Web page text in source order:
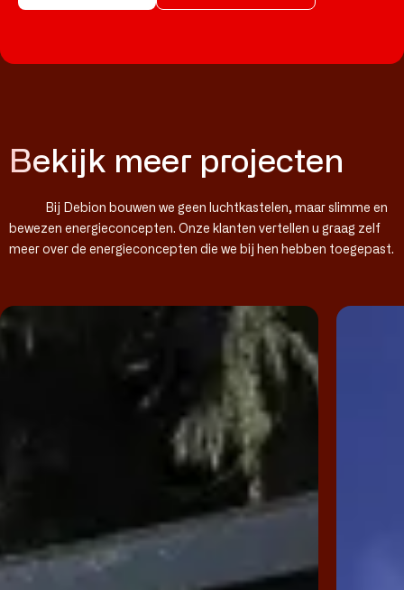
Bekijk meer projecten
Bij Debion bouwen we geen luchtkastelen, maar slimme en
bewezen energieconcepten. Onze klanten vertellen u graag zelf
meer over de energieconcepten die we bij hen hebben toegepast.